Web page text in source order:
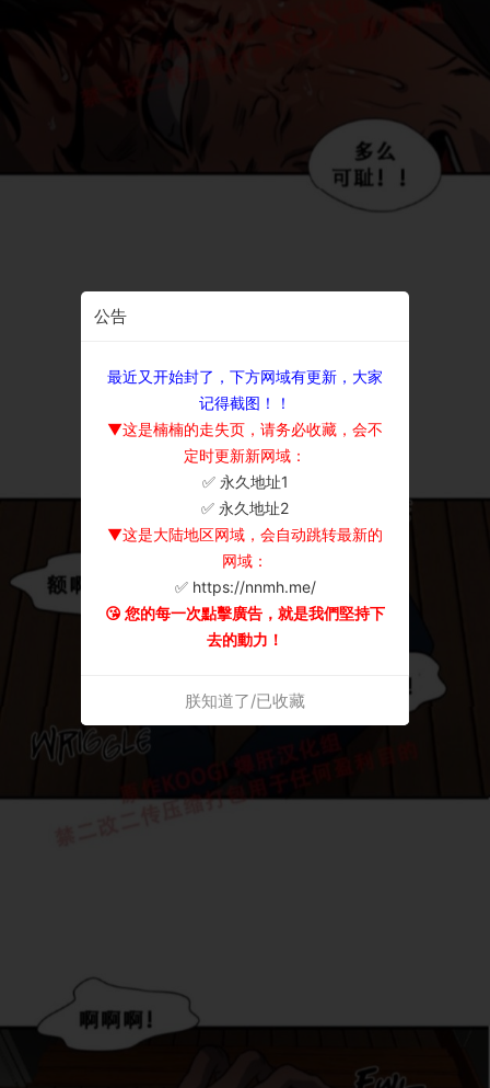
公告
最近又开始封了，下方网域有更新，大家
记得截图！！
▼这是楠楠的走失页，请务必收藏，会不
定时更新新网域：
✅ 永久地址1
✅ 永久地址2
▼这是大陆地区网域，会自动跳转最新的
网域：
✅ https://nnmh.me/
😘 您的每一次點擊廣告，就是我們堅持下
去的動力！
朕知道了/已收藏